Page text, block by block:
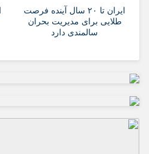
ایران تا ۲۰ سال آینده فرصت
طلایی برای مدیریت بحران
سالمندی دارد